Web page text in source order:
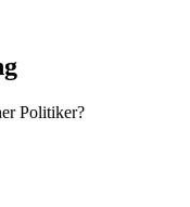
Politiker?